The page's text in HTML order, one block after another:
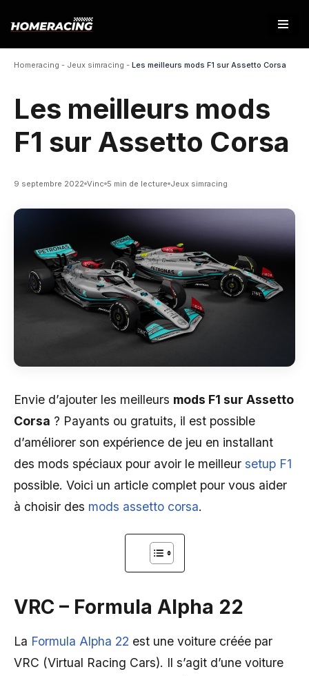
contenu
Homeracing - Jeux simracing - Les meilleurs mods F1 sur Assetto Corsa
Les meilleurs mods
F1 sur Assetto Corsa
9 septembre 2022 Vinc 5 min de lecture Jeux simracing
Envie d’ajouter les meilleurs mods F1 sur Assetto
Corsa ? Payants ou gratuits, il est possible
d’améliorer son expérience de jeu en installant
des mods spéciaux pour avoir le meilleur setup F1
possible. Voici un article complet pour vous aider
à choisir des mods assetto corsa.
VRC – Formula Alpha 22
La Formula Alpha 22 est une voiture créée par
VRC (Virtual Racing Cars). Il s’agit d’une voiture